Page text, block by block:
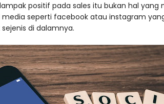
positif pada sales itu bukan hal yang
media seperti facebook atau instagram
di dalamnya.